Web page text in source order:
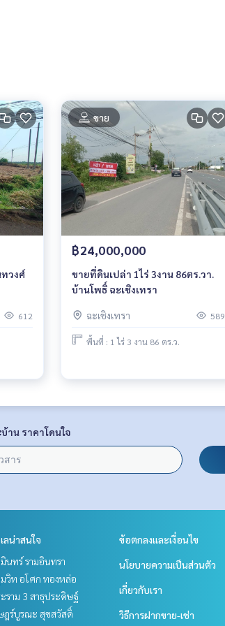
วงศ์
612
ขาย
฿24,000,000
ขายที่ดินเปล่า 1ไร่ 3งาน 86ตร.วา.
บ้านโพธิ์ ฉะเชิงเทรา
ฉะเชิงเทรา 589
พื้นที่ : 1 ไร่ 3 งาน 86 ตร.ว.
าน ราคาโดนใจ
ลน่าสนใจ
นทร์ รามอินทรา
วิท อโศก ทองหล่อ
ราม 3 สาธุประดิษฐ์
ฎร์บูรณะ สุขสวัสดิ์
ข้อตกลงและเงื่อนไข
นโยบายความเป็นส่วนตัว
เกี่ยวกับเรา
วิธีการฝากขาย-เช่า